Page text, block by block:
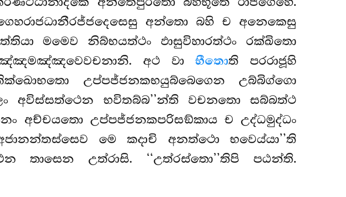
අන්තො බහි ච අනෙකෙසු
මමෙව නිබ්භයත්ථං ඵාසුවිහාරත්ථං රක්ඛිතො
අථ වාභීතොති පරරාජූහි
උප්පජ්ජනකභයුබ්බෙගෙන උබ්බිග්ගො
අවිස්සත්ථෙන භවිතබ්බ’’න්ති වචනතො සබ්බත්ථ
අච්චයතො උප්පජ්ජනකපරිසඞ්කාය ච උද්ධමුද්ධං
මෙ කදාචි අනත්ථො භවෙය්යා’’ති
තාසෙන උත්රාසි. ‘‘උත්රස්තො’’තිපි පඨන්ති.